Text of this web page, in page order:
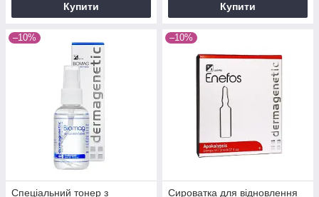
Купити Купити
–10%
Спеціальний тонер з
–10%
Сироватка для відновлення